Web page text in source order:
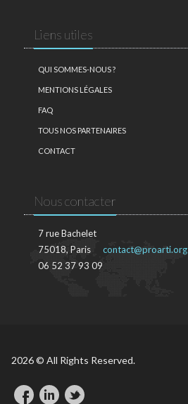
Liens utiles
QUI SOMMES-NOUS ?
MENTIONS LÉGALES
FAQ
TOUS NOS PARTENAIRES
CONTACT
Nous contacter
7 rue Bachelet
75018, Paris
06 52 37 93 09
contact@proarti.org
2026 © All Rights Reserved.